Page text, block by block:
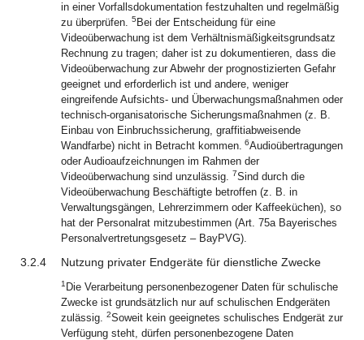
in einer Vorfallsdokumentation festzuhalten und regelmäßig
zu überprüfen. 5 Bei der Entscheidung für eine
Videoüberwachung ist dem Verhältnismäßigkeitsgrundsatz
Rechnung zu tragen; daher ist zu dokumentieren, dass die
Videoüberwachung zur Abwehr der prognostizierten Gefahr
geeignet und erforderlich ist und andere, weniger
eingreifende Aufsichts- und Überwachungsmaßnahmen oder
technisch-organisatorische Sicherungsmaßnahmen (z. B.
Einbau von Einbruchssicherung, graffitiabweisende
Wandfarbe) nicht in Betracht kommen. 6Audioübertragungen
oder Audioaufzeichnungen im Rahmen der
Videoüberwachung sind unzulässig. 7Sind durch die
Videoüberwachung Beschäftigte betroffen (z. B. in
Verwaltungsgängen, Lehrerzimmern oder Kaffeeküchen), so
hat der Personalrat mitzubestimmen (Art. 75a Bayerisches
Personalvertretungsgesetz – BayPVG).
3.2.4 Nutzung privater Endgeräte für dienstliche Zwecke
1 Die Verarbeitung personenbezogener Daten für schulische
Zwecke ist grundsätzlich nur auf schulischen Endgeräten
zulässig. 2Soweit kein geeignetes schulisches Endgerät zur
Verfügung steht, dürfen personenbezogene Daten